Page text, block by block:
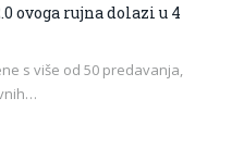
ovoga rujna dolazi u 4
s više od 50 predavanja,